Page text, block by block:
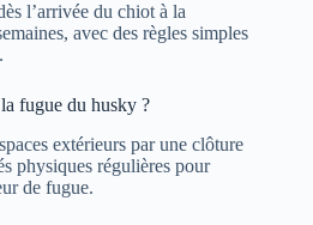
l’arrivée du chiot à la
avec des règles simples
fugue du husky ?
extérieurs par une clôture
physiques régulières pour
de fugue.